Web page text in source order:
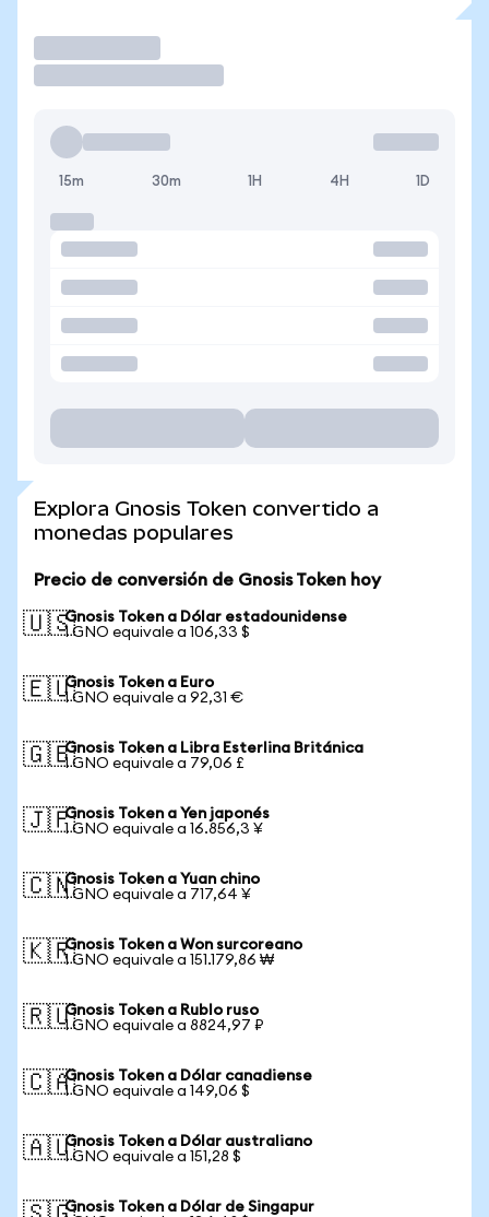
15m 30m 1H 4H 1D
Explora Gnosis Token convertido a
monedas populares
Precio de conversión de Gnosis Token hoy
🇺🇸Gnosis Token a Dólar estadounidense
1 GNO equivale a 106,33 $
🇪🇺Gnosis Token a Euro
1 GNO equivale a 92,31 €
🇬🇧Gnosis Token a Libra Esterlina Británica
1 GNO equivale a 79,06 £
🇯🇵Gnosis Token a Yen japonés
1 GNO equivale a 16.856,3 ¥
🇨🇳Gnosis Token a Yuan chino
1 GNO equivale a 717,64 ¥
🇰🇷Gnosis Token a Won surcoreano
1 GNO equivale a 151.179,86 ₩
🇷🇺Gnosis Token a Rublo ruso
1 GNO equivale a 8824,97 ₽
🇨🇦Gnosis Token a Dólar canadiense
1 GNO equivale a 149,06 $
🇦🇺Gnosis Token a Dólar australiano
1 GNO equivale a 151,28 $
Gnosis Token a Dólar de Singapur